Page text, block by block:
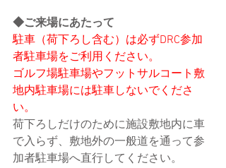
◆ご来場にあたって
駐車（荷下ろし含む）は必ずDRC参加
者駐車場をご利用ください。
ゴルフ場駐車場やフットサルコート敷
地内駐車場には駐車しないでくださ
い。
荷下ろしだけのために施設敷地内に車
で入らず、敷地外の一般道を通って参
加者駐車場へ直行してください。